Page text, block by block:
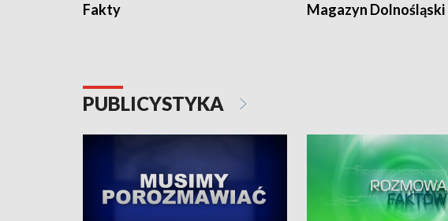
Fakty Magazyn Dolnośląski
PUBLICYSTYKA